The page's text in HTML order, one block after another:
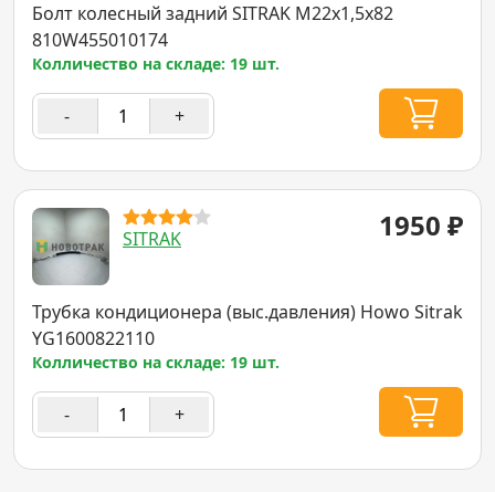
Болт колесный задний SITRAK М22х1,5х82
810W455010174
Колличество на складе: 19 шт.
- +
SITRAK 1950 ₽
Трубка кондиционера (выс.давления) Howo Sitrak
YG1600822110
Колличество на складе: 19 шт.
- +